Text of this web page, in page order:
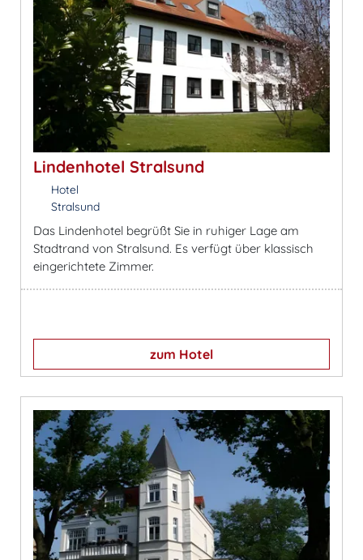
Lindenhotel Stralsund
Hotel
Stralsund
Das Lindenhotel begrüßt Sie in ruhiger Lage am
Stadtrand von Stralsund. Es verfügt über klassisch
eingerichtete Zimmer.
zum Hotel